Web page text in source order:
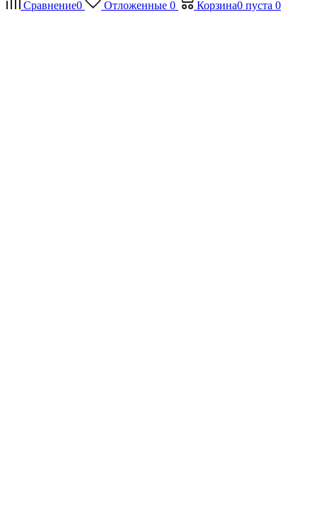
Сравнение0 Отложенные 0 Корзина0 пуста 0